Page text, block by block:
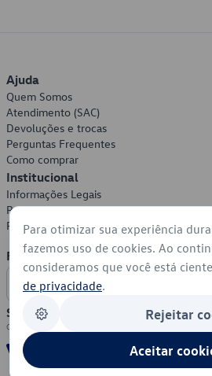
Ajuda
Quem Somos
Atendimento (SAC)
Devoluções e trocas
Perguntas Frequentes
Como comprar
Institucional
Informações Legais
Política de Privacidade
Política de Cookies
Formas de Pagamento
Segurança
Para otimizar sua experiência
fazemos uso de cookies. Ao
consideramos que você está
de privacidade.
Rejeitar
Aceitar